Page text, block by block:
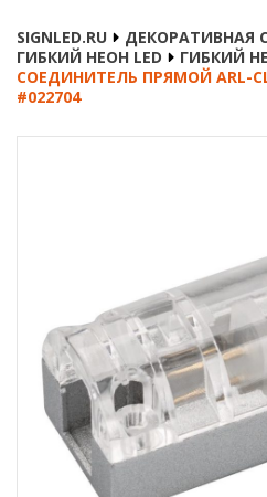
ОПЛАТА И ДОСТАВКА
SIGNLED.RU
ДЕКОРАТИВНАЯ
ГИБКИЙ НЕОН LED
ГИБКИЙ
СОЕДИНИТЕЛЬ ПРЯМОЙ ARL-
#022704